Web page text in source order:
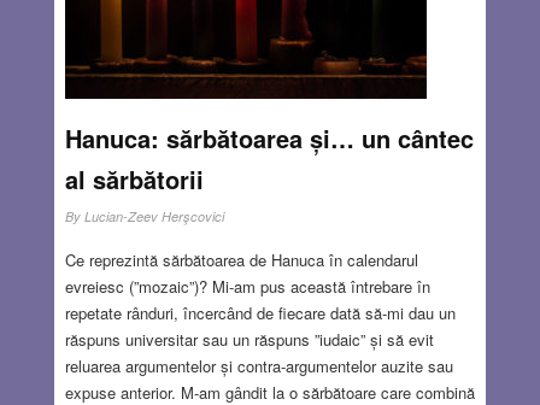
“Of course, Your Majesty, please come!!”
DEC 12, 2017 11 COMMENTS
Hanuca: sărbătoarea și… un cântec
al sărbătorii
By Lucian-Zeev Herşcovici
Ce reprezintă sărbătoarea de Hanuca în calendarul
evreiesc (”mozaic”)? Mi-am pus această întrebare în
repetate rânduri, încercând de fiecare dată să-mi dau un
răspuns universitar sau un răspuns ”iudaic” și să evit
reluarea argumentelor și contra-argumentelor auzite sau
expuse anterior. M-am gândit la o sărbătoare care combină